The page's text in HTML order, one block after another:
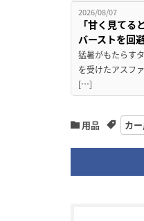
2026/08/07
「甘く見て
バーストを回
猛暑がもたらす
を受けたアスフ
[…]
用品 カ